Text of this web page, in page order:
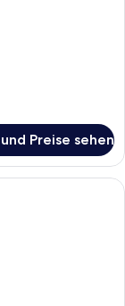
Preise sehen